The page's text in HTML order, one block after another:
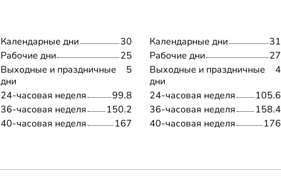
Календарные дни
30
Рабочие дни
25
Выходные и праздничные
дни
5
24-часовая неделя
99.8
36-часовая неделя
150.2
40-часовая неделя
167
Календарные дни
31
Рабочие дни
27
Выходные и праздничные
дни
4
24-часовая неделя
105.6
36-часовая неделя
158.4
40-часовая неделя
176